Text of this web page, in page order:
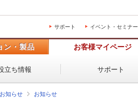
サポート イベント・セミナー
ン・製品 お客様マイページ
立ち情報 サポート
知らせ お知らせ